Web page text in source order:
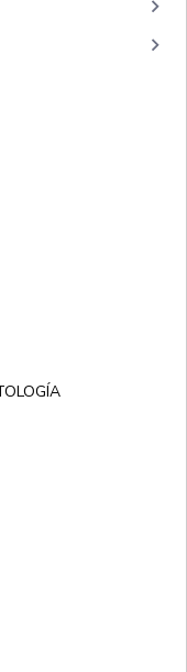
keyboard_arrow_right
keyboard_arrow_right